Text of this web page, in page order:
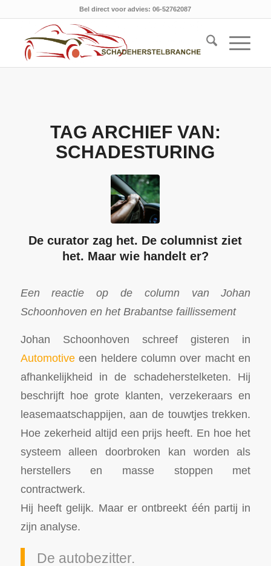
Bel direct voor advies: 06-52762087
TAG ARCHIEF VAN:
SCHADESTURING
De curator zag het. De columnist ziet
het. Maar wie handelt er?
Een reactie op de column van Johan
Schoonhoven en het Brabantse faillissement
Johan Schoonhoven schreef gisteren in
Automotiveeen heldere column over macht en
afhankelijkheid in de schadeherstelketen. Hij
beschrijft hoe grote klanten, verzekeraars en
leasemaatschappijen, aan de touwtjes trekken.
Hoe zekerheid altijd een prijs heeft. En hoe het
systeem alleen doorbroken kan worden als
herstellers en masse stoppen met
contractwerk.
Hij heeft gelijk. Maar er ontbreekt één partij in
zijn analyse.
De autobezitter.